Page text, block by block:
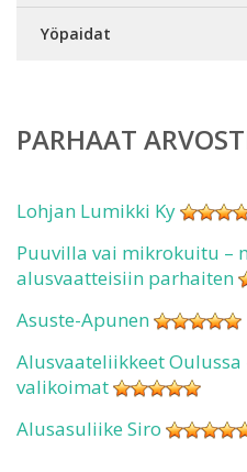
Yöpaidat
PARHAAT
Lohjan Lumikki Ky
Puuvilla vai mikrokuitu –
alusvaatteisiin parhaiten
Asuste-Apunen
Alusvaateliikkeet
valikoimat
Alusasuliike Siro